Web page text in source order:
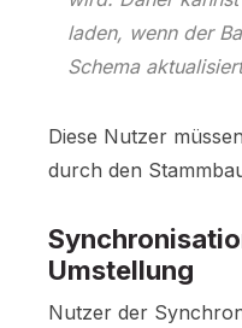
laden, wenn der
Schema
Diese Nutzer
durch den
Umstellung
Nutzer der